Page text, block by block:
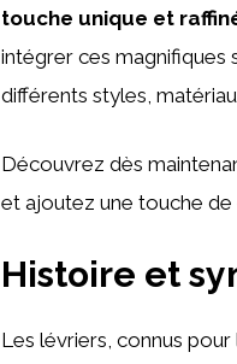
touche unique et
intégrer ces magnifiques
différents styles,
Découvrez dès
et ajoutez une touche
Histoire et
Les lévriers, connus